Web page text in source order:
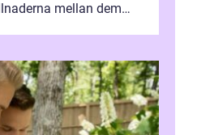
mellan dem